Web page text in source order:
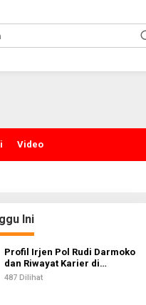
Video
Ini
Profil Irjen Pol Rudi Darmoko
dan Riwayat Karier di
Kepolisian
487 Dilihat